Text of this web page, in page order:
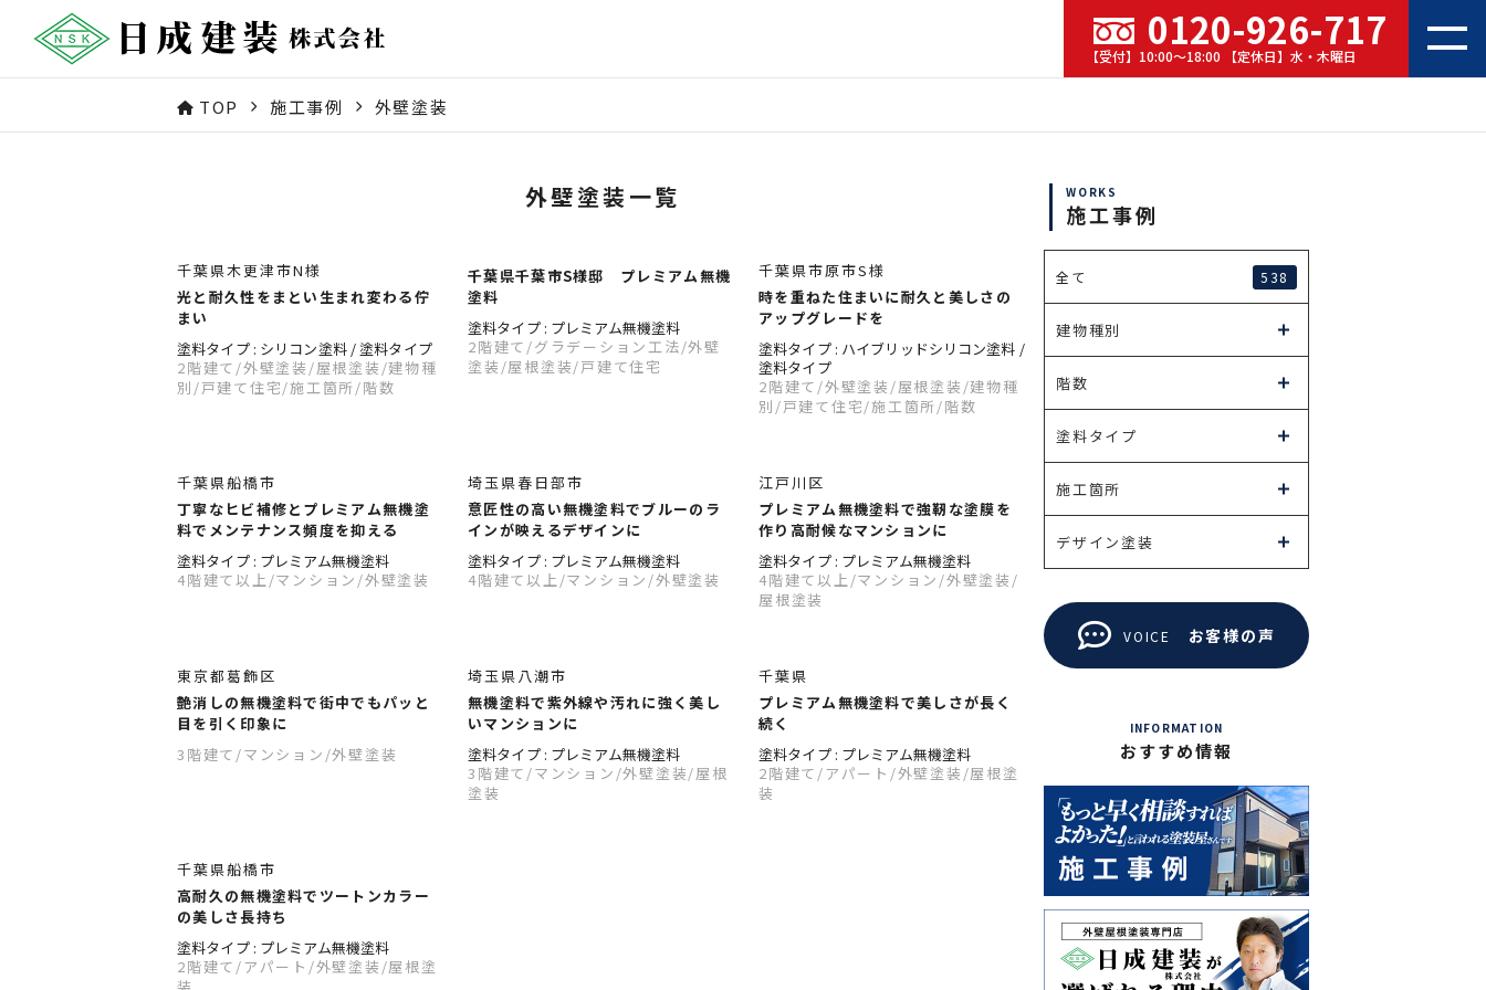
0120-926-717
【受付】10:00～18:00 【定休日】水・木曜日
TOP 施工事例 外壁塗装
外壁塗装一覧
千葉県木更津市N様
光と耐久性をまとい生まれ変わる佇
まい
塗料タイプ : シリコン塗料 / 塗料タイプ
2階建て /外壁塗装 /屋根塗装 /建物種
別 /戸建て住宅/施工箇所 /階数
千葉県千葉市S様邸 プレミアム無機
塗料
塗料タイプ : プレミアム無機塗料
2階建て /グラデーション工法/外壁
塗装 /屋根塗装/戸建て住宅
千葉県市原市S様
時を重ねた住まいに耐久と美しさの
アップグレードを
塗料タイプ : ハイブリッドシリコン塗料 /
塗料タイプ
2階建て /外壁塗装 /屋根塗装 /建物種
別 /戸建て住宅/施工箇所 /階数
千葉県船橋市
丁寧なヒビ補修とプレミアム無機塗
料でメンテナンス頻度を抑える
塗料タイプ : プレミアム無機塗料
4階建て以上/マンション /外壁塗装
埼玉県春日部市
意匠性の高い無機塗料でブルーのラ
インが映えるデザインに
塗料タイプ : プレミアム無機塗料
4階建て以上/マンション /外壁塗装
江戸川区
プレミアム無機塗料で強靭な塗膜を
作り高耐候なマンションに
塗料タイプ : プレミアム無機塗料
4階建て以上/マンション /外壁塗装 /
屋根塗装
東京都葛飾区
艶消しの無機塗料で街中でもパッと
目を引く印象に
3階建て /マンション /外壁塗装
埼玉県八潮市
無機塗料で紫外線や汚れに強く美し
いマンションに
塗料タイプ : プレミアム無機塗料
3階建て /マンション /外壁塗装/屋根
塗装
千葉県
プレミアム無機塗料で美しさが長く
続く
塗料タイプ : プレミアム無機塗料
2階建て /アパート /外壁塗装 /屋根塗
装
千葉県船橋市
高耐久の無機塗料でツートンカラー
の美しさ長持ち
塗料タイプ : プレミアム無機塗料
2階建て /アパート /外壁塗装 /屋根塗
WORKS
施工事例
全て 538
建物種別
階数
塗料タイプ
施工箇所
デザイン塗装
VOICE お客様の声
INFORMATION
おすすめ情報